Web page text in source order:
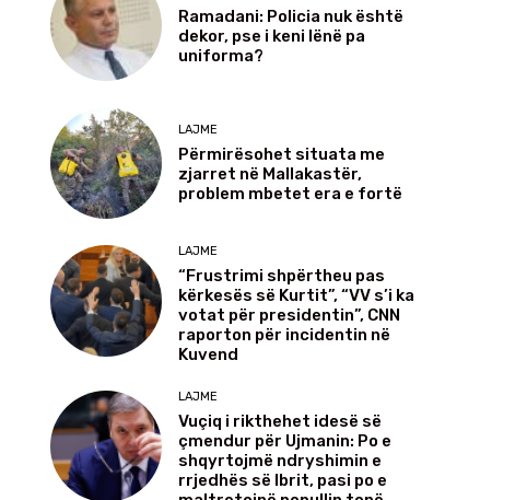
Ramadani: Policia nuk është
dekor, pse i keni lënë pa
uniforma?
LAJME
Përmirësohet situata me
zjarret në Mallakastër,
problem mbetet era e fortë
LAJME
“Frustrimi shpërtheu pas
kërkesës së Kurtit”, “VV s’i ka
votat për presidentin”, CNN
raporton për incidentin në
Kuvend
LAJME
Vuçiq i rikthehet idesë së
çmendur për Ujmanin: Po e
shqyrtojmë ndryshimin e
rrjedhës së Ibrit, pasi po e